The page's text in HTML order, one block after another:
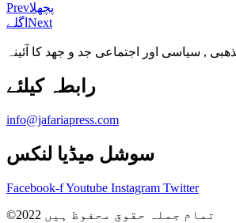
Prevپچھلا
اگلے Next
, سیاسی اور اجتماعی جد و جهد کا آئینہ
info@jafariapress.com​
سوشل میڈیا لنکس
Facebook-fYoutube Instagram Twitter
©2022 تمام جملہ حقوق محفوظ ہیں